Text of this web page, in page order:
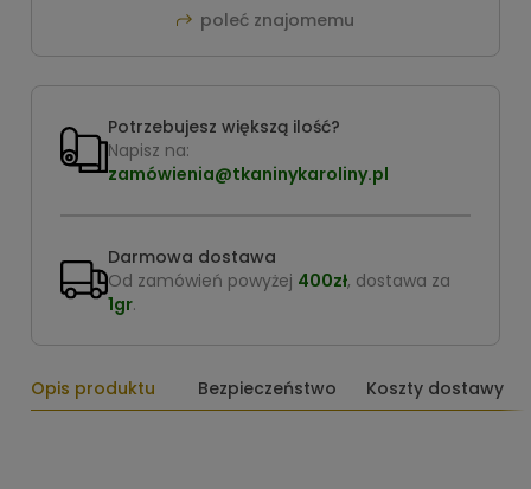
poleć znajomemu
Potrzebujesz większą ilość?
Napisz na:
zamówienia@tkaninykaroliny.pl
Darmowa dostawa
Od zamówień powyżej 400zł, dostawa za
1gr.
Opis produktu Bezpieczeństwo Koszty dostawy